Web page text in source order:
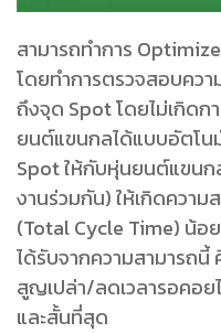
สามารถทําการ
โดยทําการตรวจสอบควา
ถึงจุด Spot โดยไม่เกิด
ยนต์แขนกลได้แบบอัตโน
Spot ให้กับหุ่นยนต์แขน
งานร่วมกัน) ให้เกิดความ
(Total Cycle Time) น้อ
ได้รับจากความสามารถนี้
สูญเปล่า/ลดเวลารอคอย
และสั้นที่สุด